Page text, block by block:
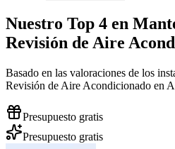
Nuestro Top 4 en
Revisión de Aire
Basado en las valoraciones de los
Revisión de Aire Acondicionado en
Presupuesto gratis
Presupuesto gratis